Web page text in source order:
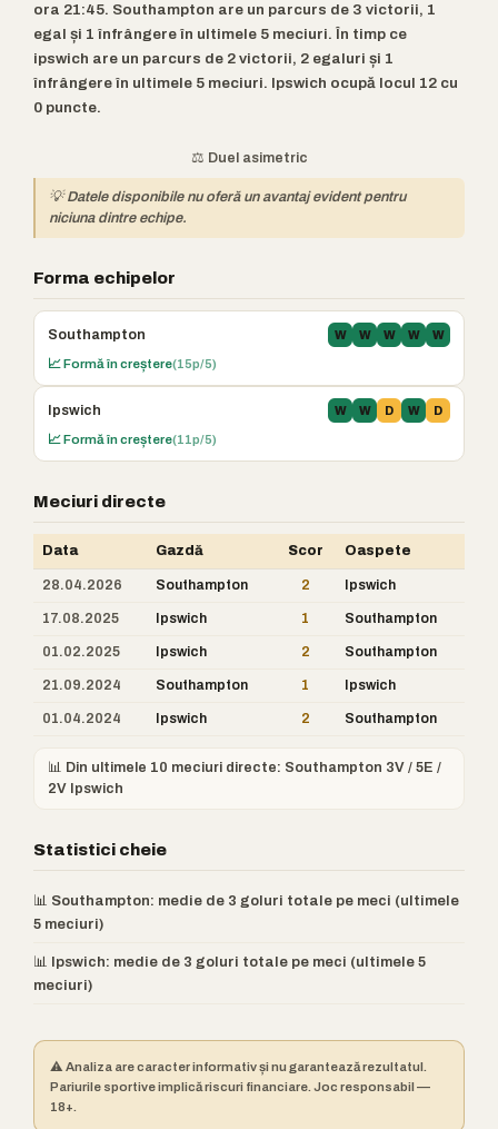
ora 21:45. Southampton are un parcurs de 3 victorii, 1
egal și 1 înfrângere în ultimele 5 meciuri. În timp ce
ipswich are un parcurs de 2 victorii, 2 egaluri și 1
înfrângere în ultimele 5 meciuri. Ipswich ocupă locul 12 cu
0 puncte.
⚖️ Duel asimetric
💡 Datele disponibile nu oferă un avantaj evident pentru
niciuna dintre echipe.
Forma echipelor
Southampton W W W W W
📈 Formă în creștere(15p/5)
Ipswich W W D W D
📈 Formă în creștere(11p/5)
Meciuri directe
Data Gazdă Scor Oaspete
28.04.2026 Southampton 2 Ipswich
17.08.2025 Ipswich 1 Southampton
01.02.2025 Ipswich 2 Southampton
21.09.2024 Southampton 1 Ipswich
01.04.2024 Ipswich 2 Southampton
📊 Din ultimele 10 meciuri directe: Southampton 3V / 5E /
2V Ipswich
Statistici cheie
📊 Southampton: medie de 3 goluri totale pe meci (ultimele
5 meciuri)
📊 Ipswich: medie de 3 goluri totale pe meci (ultimele 5
meciuri)
⚠️ Analiza are caracter informativ și nu garantează rezultatul.
Pariurile sportive implică riscuri financiare. Joc responsabil —
18+.